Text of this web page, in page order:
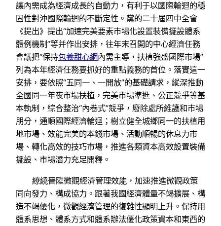
讓內需成為經濟成長的自動力，有利于以國際輪迴的穩
固性對沖國際輪迴的不斷定性。黨的二十屆四中全會
《提出》提出“加速完美要素市場化設置裝備擺設體系
體例機制”等并作出安排，往年末召開的中心經濟任務
會議把“保持包養甜心網內需主導，扶植強盛國際市場”
列為本年經濟任務要抓好的重點義務的首位。落實這一
安排，要依照“五同一、一開放”的基礎請求，縱深推動
全國同一年夜市場扶植，完美市場準進、公正競爭等基
本軌制，綜合整治“內卷式”競爭，廢除處所維護和市場
朋分，通順國際經濟輪迴；樹立健全城鄉同一的扶植用
地市場、效能完美的本錢市場、活動順暢的休息力市
場、轉化高效的技巧市場，推進各類資本高效設置裝備
擺設、市場潛力充足開釋。
繚繞晉陞微觀經濟管理效能，加速推進微觀政策
同向發力、構成協力。跟著我國經濟體量不竭擴展、構
造不竭優化，微觀經濟管理的復雜性顯明上升。保持用
體系思想、體系方式和體系辦法優化政策資本和東西的